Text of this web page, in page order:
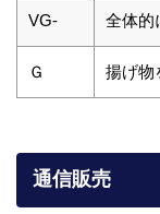
VG- 全体的
Ｇ 揚げ物
通信販売